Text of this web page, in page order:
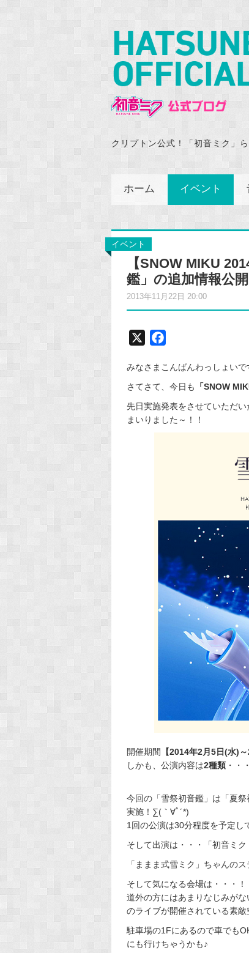
クリプトン公式！「初音ミク」
ホーム イベント
イベント
【SNOW MIKU
鑑」の追加情報公
2013年11月22日 20:00
c
e
b
o
みなさまこんばんわっしょい
さてさて、今日も
「SNOW
先日実施発表をさせていただい
まいりました～！！
開催期間 【2014年2月5日(水)
しかも、公演内容は2種類 ・・
今回の「雪祭初音鑑」は「夏
実施！∑(｀∀ﾟ´*)
1回の公演は30分程度を予定し
そして出演は・・・「初音ミ
「ままま式雪ミク」ちゃんの
そして気になる会場は・・・！
道外の方にはあまりなじみが
のライブが開催されている素敵
駐車場の1Fにあるので車でも
にも行けちゃうかも♪